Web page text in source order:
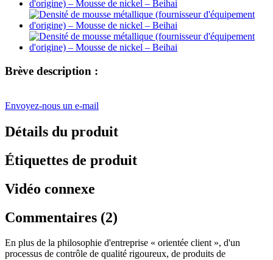
Brève description :
Envoyez-nous un e-mail
Détails du produit
Étiquettes de produit
Vidéo connexe
Commentaires (2)
En plus de la philosophie d'entreprise « orientée client », d'un
processus de contrôle de qualité rigoureux, de produits de